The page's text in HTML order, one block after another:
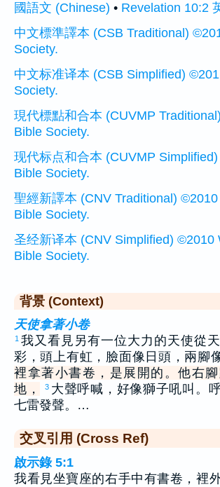
國語文 (Chinese) • Revelation 10:2
中文標準譯本 (CSB Traditional)
Society.
中文标准译本 (CSB Simplified)
Society.
現代標點和合本 (CUVMP
Bible Society.
现代标点和合本 (CUVMP
Bible Society.
聖經新譯本 (CNV Traditional)
Bible Society.
圣经新译本 (CNV Simplified) ©2010
Bible Society.
背景 (Context)
天使拿著小卷
1 我又看見另有一位大力的天使從
彩，頭上有虹，臉面像日頭，兩腳
裡拿著小書卷，是展開的。他右
地，
3 大聲呼喊，好像獅子吼叫。
七雷發聲。…
交叉引用 (Cross Ref)
啟示錄 5:1
我看見坐寶座的右手中有書卷，裡